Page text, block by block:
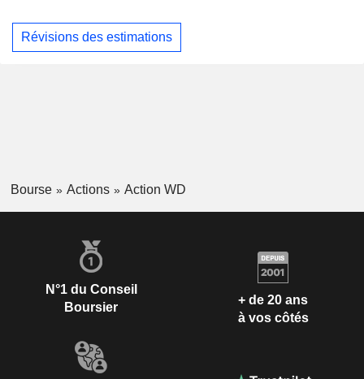
Révisions des estimations
Bourse Actions Action WD
N°1 du Conseil
Boursier
+ de 20 ans
à vos côtés